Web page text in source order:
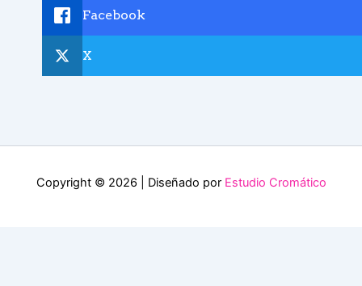
Facebook
X
Copyright © 2026 | Diseñado por Estudio Cromático